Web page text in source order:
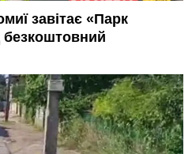
завітає «Парк
безкоштовний